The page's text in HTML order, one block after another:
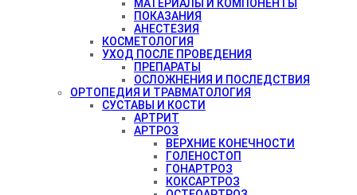
МАТЕРИАЛЫ И КОМПОНЕНТЫ
ПОКАЗАНИЯ
АНЕСТЕЗИЯ
КОСМЕТОЛОГИЯ
УХОД ПОСЛЕ ПРОВЕДЕНИЯ
ПРЕПАРАТЫ
ОСЛОЖНЕНИЯ И ПОСЛЕДСТВИЯ
ОРТОПЕДИЯ И ТРАВМАТОЛОГИЯ
СУСТАВЫ И КОСТИ
АРТРИТ
АРТРОЗ
ВЕРХНИЕ КОНЕЧНОСТИ
ГОЛЕНОСТОП
ГОНАРТРОЗ
КОКСАРТРОЗ